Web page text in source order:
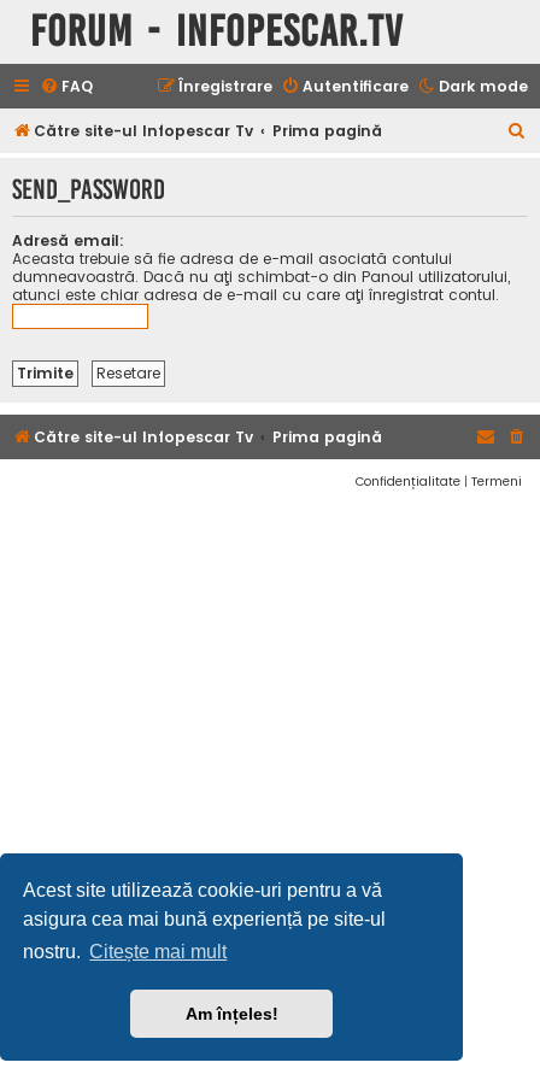
Acest site utilizează cookie-uri pentru a vă
asigura cea mai bună experiență pe site-ul
nostru. Citește mai mult
Am înțeles!
Forum - InfoPescar.Tv
Dark mode
FAQ Autentificare
Înregistrare
Către site-ul Infopescar Tv Prima pagină
t
SEND_PASSWORD
Adresă email:
Aceasta trebuie să fie adresa de e-mail asociată contului
dumneavoastră. Dacă nu aţi schimbat-o din Panoul utilizatorului,
atunci este chiar adresa de e-mail cu care aţi înregistrat contul.
Către site-ul Infopescar Tv Prima pagină
Confidențialitate | Termeni